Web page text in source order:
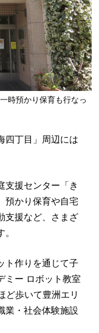
時預かり保育も行なっ
四丁目」周辺には
支援センター「き
預かり保育や自宅
支援など、さまざ
ト作りを通じて子
ミー ロボット教室
ど歩いて豊洲エリ
業・社会体験施設